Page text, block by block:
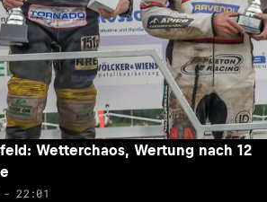
Wetterchaos, Wertung nach 12
- 22:01